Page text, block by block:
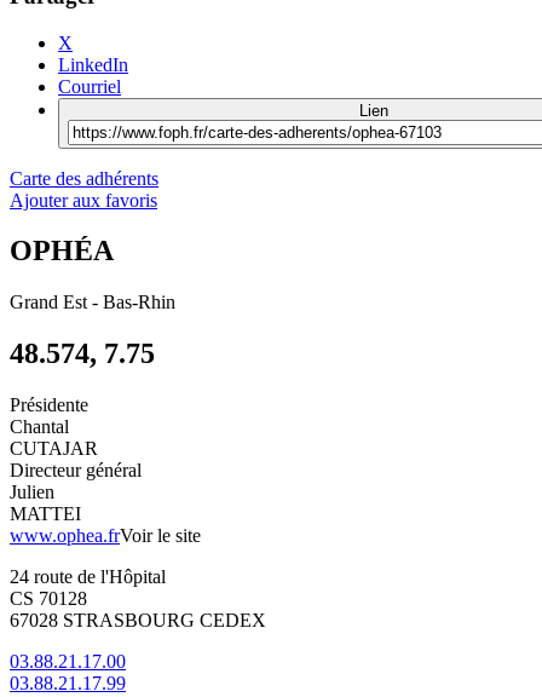
X
LinkedIn
Courriel
Lien
Carte des adhérents
Ajouter aux favoris
OPHÉA
Grand Est - Bas-Rhin
48.574, 7.75
Présidente
Chantal
CUTAJAR
Directeur général
Julien
MATTEI
www.ophea.frVoir le site
24 route de l'Hôpital
CS 70128
67028 STRASBOURG CEDEX
03.88.21.17.00
03.88.21.17.99